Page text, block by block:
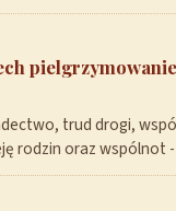
trud drogi,
rodzin oraz wspólnot